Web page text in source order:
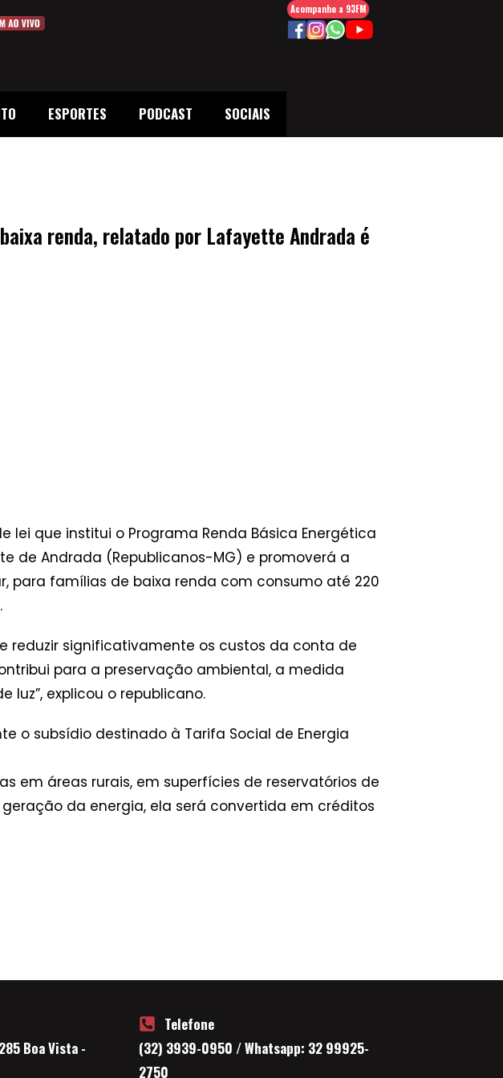
ESPORTES PODCAST SOCIAIS
Acompanhe a 93FM
renda, relatado por Lafayette Andrada é
que institui o Programa Renda Básica Energética
de Andrada (Republicanos-MG) e promoverá a
para famílias de baixa renda com consumo até 220
reduzir significativamente os custos da conta de
para a preservação ambiental, a medida
explicou o republicano.
o subsídio destinado à Tarifa Social de Energia
em áreas rurais, em superfícies de reservatórios de
da energia, ela será convertida em créditos
Boa Vista -
Telefone
(32) 3939-0950 / Whatsapp: 32 99925-
2750